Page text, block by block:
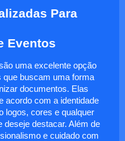
Para
Eventos
uma excelente opção
que buscam uma forma
documentos. Elas
acordo com a identidade
logos, cores e qualquer
deseje destacar. Além de
e cuidado com